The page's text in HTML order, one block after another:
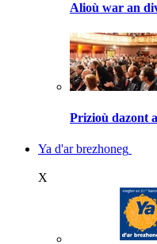
Alioù war an
Prizioù dazont
Ya d'ar brezhoneg
X